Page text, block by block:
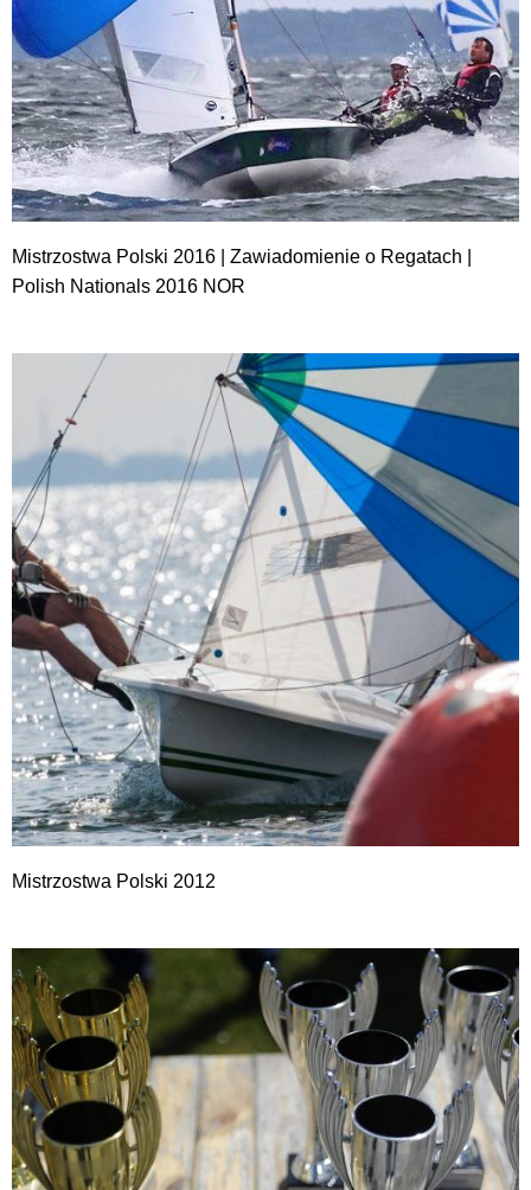
Mistrzostwa Polski 2016 | Zawiadomienie o Regatach |
Polish Nationals 2016 NOR
Mistrzostwa Polski 2012